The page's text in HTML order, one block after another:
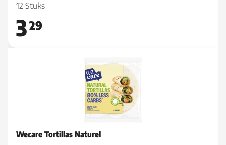
12 Stuks
329
Wecare Tortillas Naturel